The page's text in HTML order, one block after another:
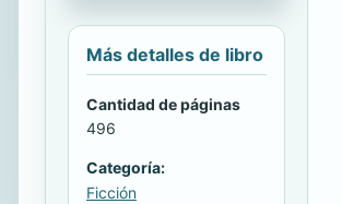
Más detalles de libro
Cantidad de páginas
496
Categoría:
Ficción